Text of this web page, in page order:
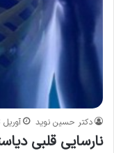
دکتر حسین نوید آوریل 13, 2014
نارسایی قلبی